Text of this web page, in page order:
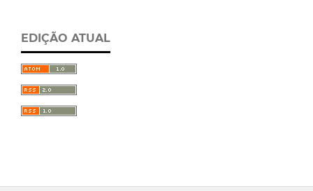
EDIÇÃO ATUAL